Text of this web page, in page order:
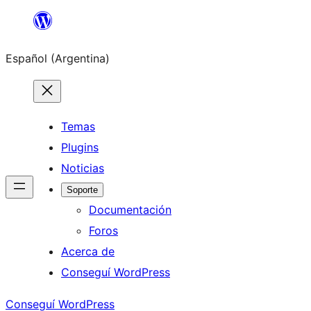
Saltar
contenido
Español (Argentina)
Temas
Plugins
Noticias
Soporte
Documentación
Foros
Acerca de
Conseguí WordPress
Conseguí WordPress